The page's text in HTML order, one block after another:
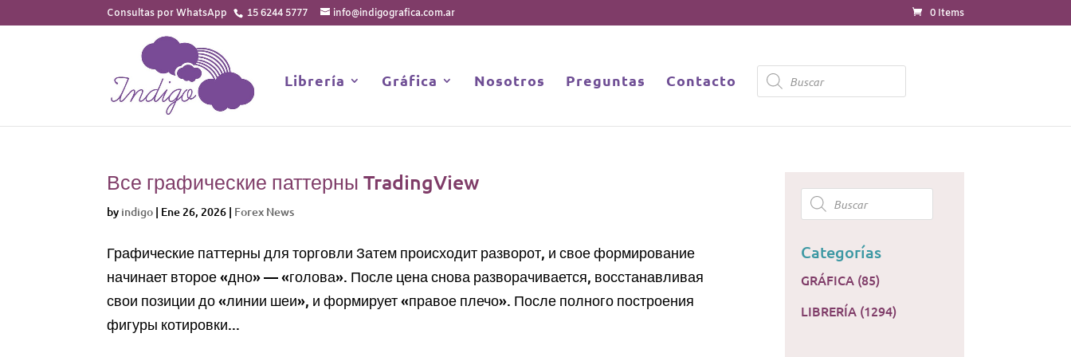
15 6244 5777 info@indigografica.com.ar 0 Items
Librería Gráfica Nosotros Preguntas Contacto
Products
search
Все графические паттерны TradingView
by indigo | Ene 26, 2026 | Forex News
Графические паттерны для торговли Затем происходит разворот, и свое формирование
начинает второе «‎дно» — «голова». После цена снова разворачивается, восстанавливая
свои позиции до «‎линии шеи», и формирует «правое плечо». После полного построения
фигуры котировки...
Products
search
Categorías
GRÁFICA (85)
LIBRERÍA (1294)